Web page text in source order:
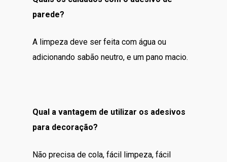
parede?
A limpeza deve ser feita com água ou
adicionando sabão neutro, e um pano macio.
Qual a vantagem de utilizar os adesivos
para decoração?
Não precisa de cola, fácil limpeza, fácil